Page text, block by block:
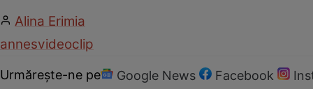
Alina Erimia
annesvideoclip
Urmărește-ne pe Google News Facebook